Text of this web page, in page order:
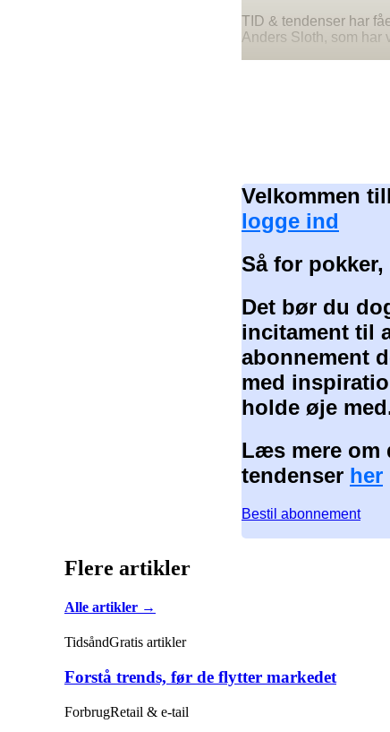
TID & tendenser har
Anders Sloth, som har
Velkommen
logge ind
Så for
Det bør du
incitament til
abonnement
med
holde øje
Læs mere om
tendenser her
Bestil abonnement
Flere artikler
Alle artikler →
TidsåndGratis artikler
Forstå trends, før de flytter markedet
ForbrugRetail & e-tail